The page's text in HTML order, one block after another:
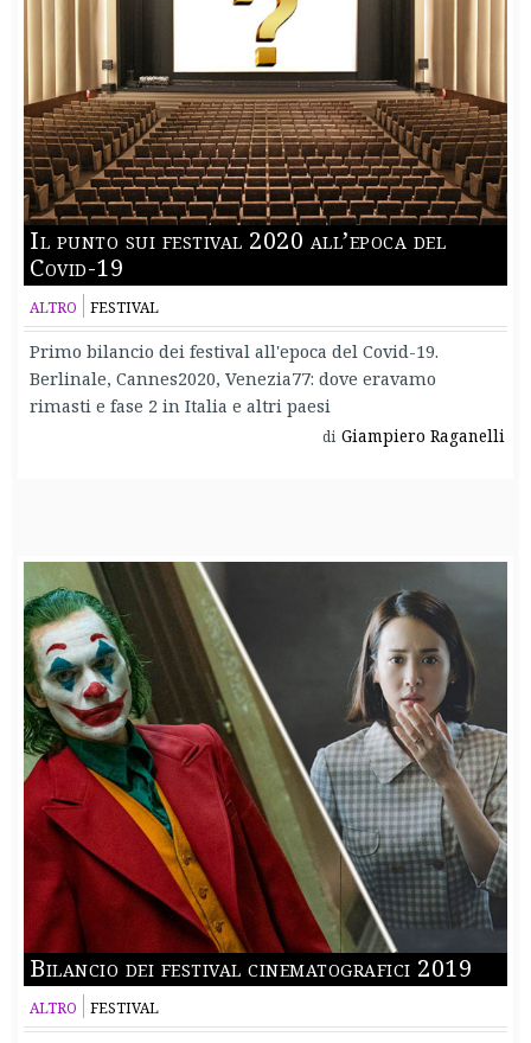
Il punto sui festival 2020 all’epoca del
Covid-19
ALTRO FESTIVAL
Primo bilancio dei festival all'epoca del Covid-19.
Berlinale, Cannes2020, Venezia77: dove eravamo
rimasti e fase 2 in Italia e altri paesi
di Giampiero Raganelli
Bilancio dei festival cinematografici 2019
ALTRO FESTIVAL